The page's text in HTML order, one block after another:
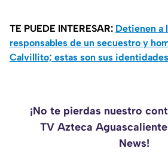
TE PUEDE INTERESAR: Detienen a
responsables de un secuestro y
Calvillito; estas son sus identidades
¡No te pierdas nuestro
TV Azteca
News!